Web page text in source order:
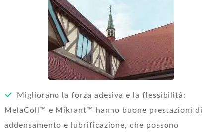
Migliorano la forza adesiva e la flessibilità:
MelaColl™ e Mikrant™ hanno buone prestazioni di
addensamento e lubrificazione, che possono